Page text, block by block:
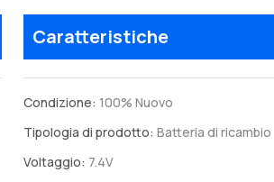
Caratteristiche
Condizione: 100% Nuovo
Tipologia di prodotto: Batteria di ricambio
Voltaggio: 7.4V